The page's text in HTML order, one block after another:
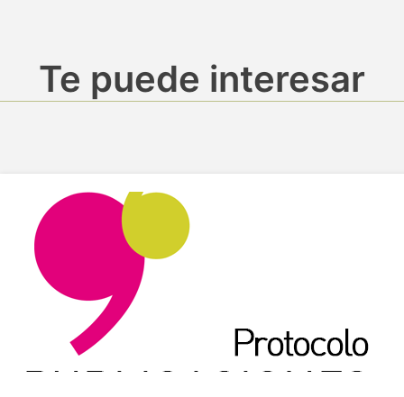
Te puede interesar